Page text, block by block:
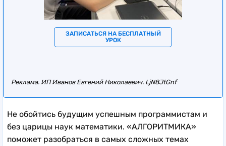
ЗАПИСАТЬСЯ НА БЕСПЛАТНЫЙ
УРОК
Реклама. ИП Иванов Евгений Николаевич. LjN8JtGnf
Не обойтись будущим успешным программистам и
без царицы наук математики. «АЛГОРИТМИКА»
поможет разобраться в самых сложных темах